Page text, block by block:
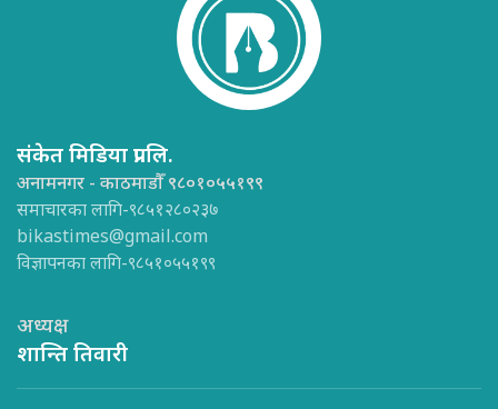
संकेत मिडिया प्रा.लि.
अनामनगर - काठमाडौँ ९८०१०५५१९९
समाचारका लागि-९८५१२८०२३७
bikastimes@gmail.com
विज्ञापनका लागि-९८५१०५५१९९
अध्यक्ष
शान्ति तिवारी